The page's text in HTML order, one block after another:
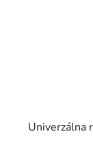
Univerzálna